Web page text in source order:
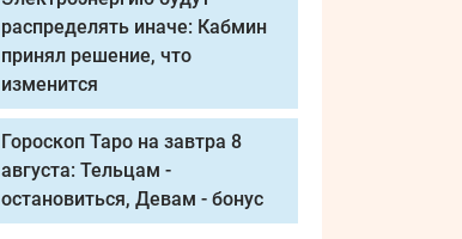
распределять иначе: Кабмин
принял решение, что
изменится
Гороскоп Таро на завтра 8
августа: Тельцам -
остановиться, Девам - бонус